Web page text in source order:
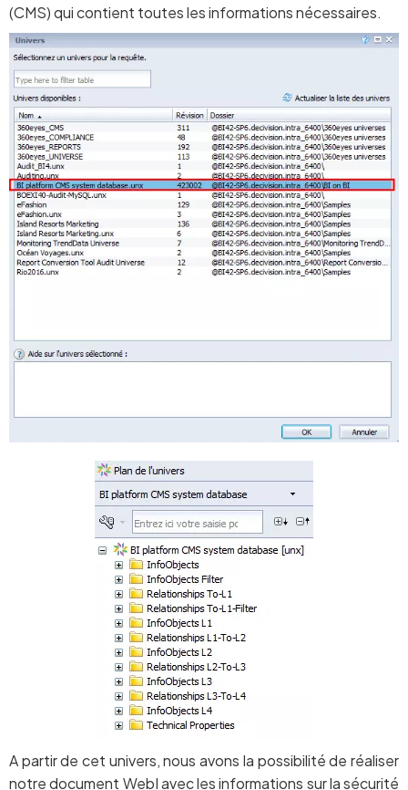
(CMS) qui contient toutes les informations nécessaires.
A partir de cet univers, nous avons la possibilité de réaliser
notre document WebI avec les informations sur la sécurité